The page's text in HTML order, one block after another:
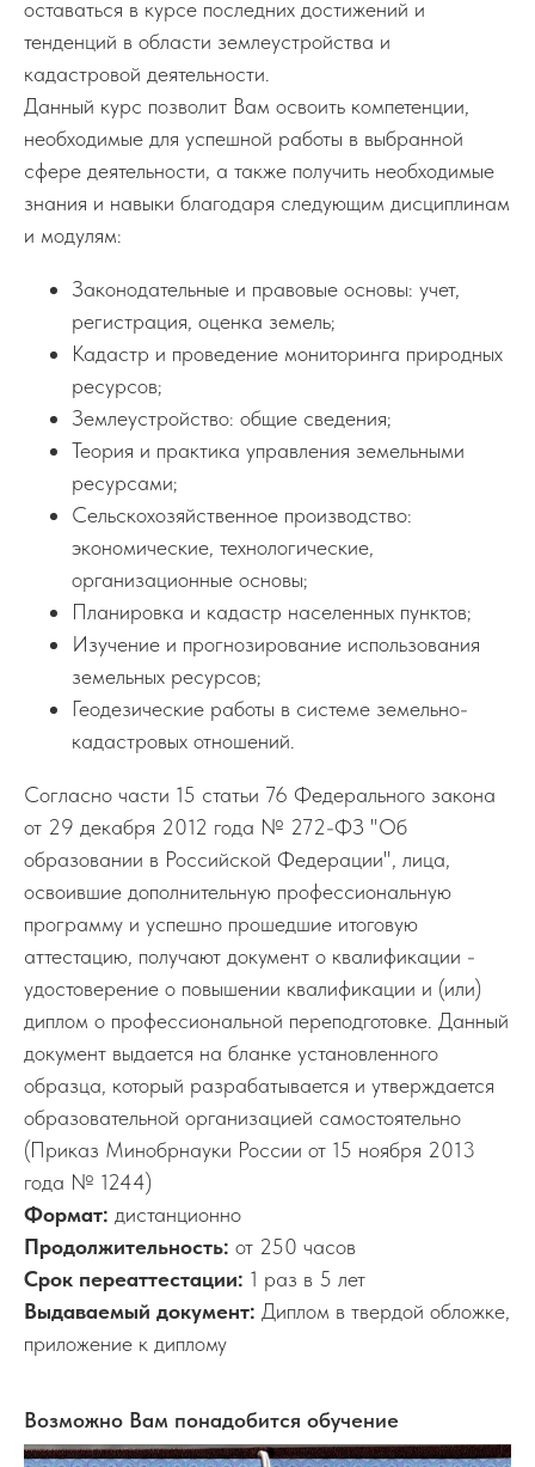
оставаться в курсе последних достижений и
тенденций в области землеустройства и
кадастровой деятельности.
Данный курс позволит Вам освоить компетенции,
необходимые для успешной работы в выбранной
сфере деятельности, а также получить необходимые
знания и навыки благодаря следующим дисциплинам
и модулям:
Законодательные и правовые основы: учет,
регистрация, оценка земель;
Кадастр и проведение мониторинга природных
ресурсов;
Землеустройство: общие сведения;
Теория и практика управления земельными
ресурсами;
Сельскохозяйственное производство:
экономические, технологические,
организационные основы;
Планировка и кадастр населенных пунктов;
Изучение и прогнозирование использования
земельных ресурсов;
Геодезические работы в системе земельно-
кадастровых отношений.
Согласно части 15 статьи 76 Федерального закона
от 29 декабря 2012 года № 272-ФЗ "Об
образовании в Российской Федерации", лица,
освоившие дополнительную профессиональную
программу и успешно прошедшие итоговую
аттестацию, получают документ о квалификации -
удостоверение о повышении квалификации и (или)
диплом о профессиональной переподготовке. Данный
документ выдается на бланке установленного
образца, который разрабатывается и утверждается
образовательной организацией самостоятельно
(Приказ Минобрнауки России от 15 ноября 2013
года № 1244)
Формат: дистанционно
Продолжительность: от 250 часов
Срок переаттестации: 1 раз в 5 лет
Выдаваемый документ: Диплом в твердой обложке,
приложение к диплому
Возможно Вам понадобится обучение